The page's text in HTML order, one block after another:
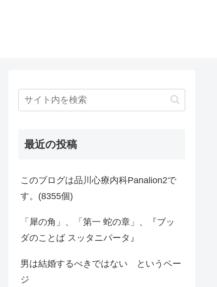
最近の投稿
このブログは品川心療内科Panalion2で
す。(8355個)
「犀の角」、「第一 蛇の章」、『ブッ
ダのことば スッタニパータ』
男は結婚するべきではない というペー
ジ